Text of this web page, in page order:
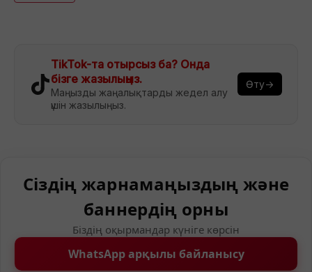
TikTok-та отырсыз ба? Онда
бізге жазылыңыз.
Маңызды жаңалықтарды жедел алу
үшін жазылыңыз.
Өту→
Сіздің жарнамаңыздың және
баннердің орны
Біздің оқырмандар күніге көрсін
WhatsApp арқылы байланысу